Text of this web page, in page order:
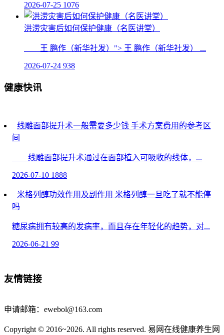
2026-07-25 1076
洪涝灾害后如何保护健康（名医讲堂）
王 鹏作（新华社发）"> 王 鹏作（新华社发） ...
2026-07-24 938
健康快讯
线雕面部提升术一般需要多少钱 手术方案费用的参考区
间
线雕面部提升术通过在面部植入可吸收的线体，...
2026-07-10 1888
米格列醇功效作用及副作用 米格列醇一旦吃了就不能停
吗
糖尿病拥有较高的发病率，而且存在年轻化的趋势，对...
2026-06-21 99
用手通常无法直接确定卵巢的具体位置。卵巢位于...
友情链接
申请邮箱：ewebol@163.com
Copyright © 2016~2026. All rights reserved. 易网在线健康养生网